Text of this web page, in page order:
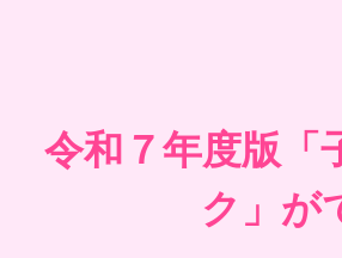
令和７年度版「
ク」が